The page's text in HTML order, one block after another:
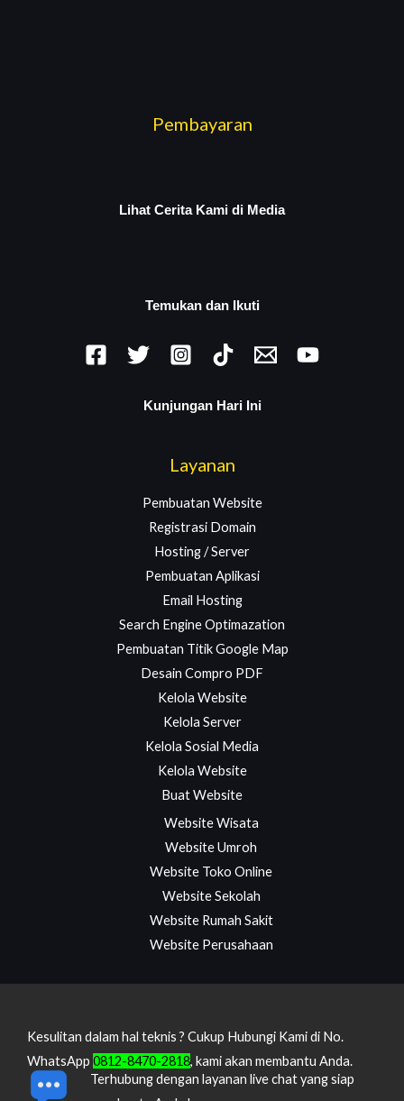
Pembayaran
Lihat Cerita Kami di Media
Temukan dan Ikuti
Kunjungan Hari Ini
Layanan
Pembuatan Website
Registrasi Domain
Hosting / Server
Pembuatan Aplikasi
Email Hosting
Search Engine Optimazation
Pembuatan Titik Google Map
Desain Compro PDF
Kelola Website
Kelola Server
Kelola Sosial Media
Kelola Website
Buat Website
Website Wisata
Website Umroh
Website Toko Online
Website Sekolah
Website Rumah Sakit
Website Perusahaan
Kesulitan dalam hal teknis ? Cukup Hubungi Kami di No.
WhatsApp 0812-8470-2818, kami akan membantu Anda.
Terhubung dengan layanan live chat yang siap